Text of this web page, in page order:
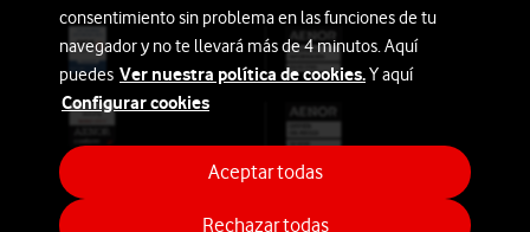
Acondicionados
consentimiento sin problema en las funciones de tu
navegador y no te llevará más de 4 minutos. Aquí
puedes Ver nuestra política de cookies.Y aquí
Configurar cookies
Rechazar todas
Aceptar todas